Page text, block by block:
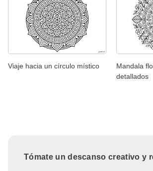
Viaje hacia un círculo místico
Mandala
detallados
Tómate un descanso creativo y